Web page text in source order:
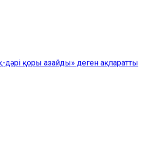
қоры азайды» деген ақпаратты